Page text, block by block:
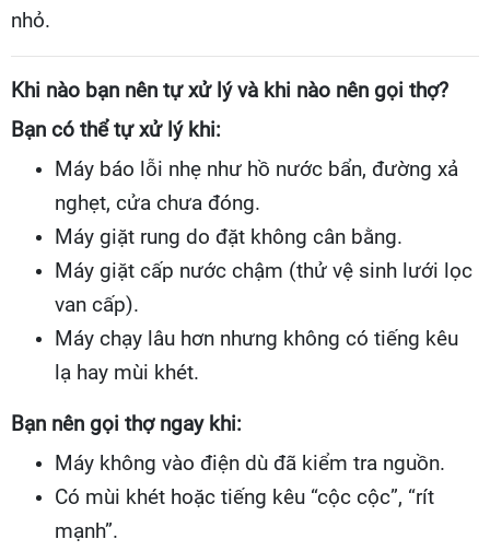
nhỏ.
Khi nào bạn nên tự xử lý và khi nào nên gọi thợ?
Bạn có thể tự xử lý khi:
Máy báo lỗi nhẹ như hồ nước bẩn, đường xả
nghẹt, cửa chưa đóng.
Máy giặt rung do đặt không cân bằng.
Máy giặt cấp nước chậm (thử vệ sinh lưới lọc
van cấp).
Máy chạy lâu hơn nhưng không có tiếng kêu
lạ hay mùi khét.
Bạn nên gọi thợ ngay khi:
Máy không vào điện dù đã kiểm tra nguồn.
Có mùi khét hoặc tiếng kêu “cộc cộc”, “rít
mạnh”.